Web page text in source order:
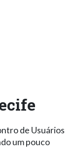
de Usuários
um pouco